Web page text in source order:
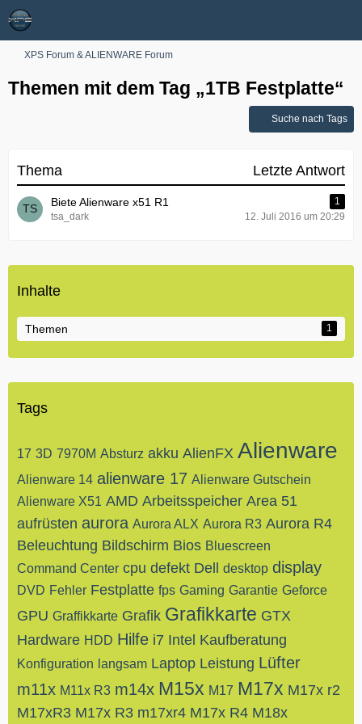
XPS Forum & ALIENWARE Forum
Themen mit dem Tag „1TB Festplatte“
Suche nach Tags
Thema Letzte Antwort
Biete Alienware x51 R1
1
tsa_dark
12. Juli 2016 um 20:29
Inhalte
Themen 1
Tags
17 3D 7970M Absturz akku AlienFX Alienware
Alienware 14 alienware 17 Alienware Gutschein
Alienware X51 AMD Arbeitsspeicher Area 51
aufrüsten aurora Aurora ALX Aurora R3 Aurora R4
Beleuchtung Bildschirm Bios Bluescreen
Command Center cpu defekt Dell desktop display
DVD Fehler Festplatte fps Gaming Garantie Geforce
GPU Graffikkarte Grafik Grafikkarte GTX
Hardware HDD Hilfe i7 Intel Kaufberatung
Konfiguration langsam Laptop Leistung Lüfter
m11x M11x R3 m14x M15x M17 M17x M17x r2
M17xR3 M17x R3 m17xr4 M17x R4 M18x